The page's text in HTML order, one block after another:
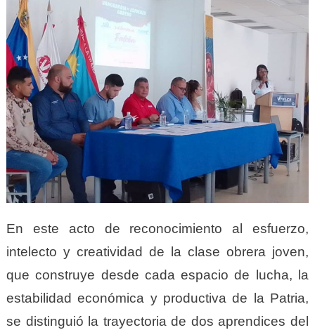
En este acto de reconocimiento al esfuerzo,
intelecto y creatividad de la clase obrera joven,
que construye desde cada espacio de lucha, la
estabilidad económica y productiva de la Patria,
se distinguió la trayectoria de dos aprendices del